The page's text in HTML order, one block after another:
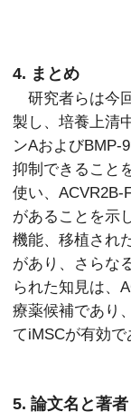
4. まとめ
研究者らは今
製し、培養上清
ンAおよびBMP-
抑制できること
使い、ACVR2B-
があることを示
機能、移植され
があり、さらな
られた知見は、
療薬候補であり
てiMSCが有効で
5. 論文名と著者